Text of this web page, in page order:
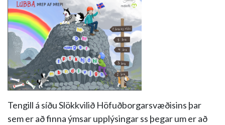
Tengill á síðu Slökkvilið Höfuðborgarsvæðisins þar
sem er að finna ýmsar upplýsingar ss þegar um er að